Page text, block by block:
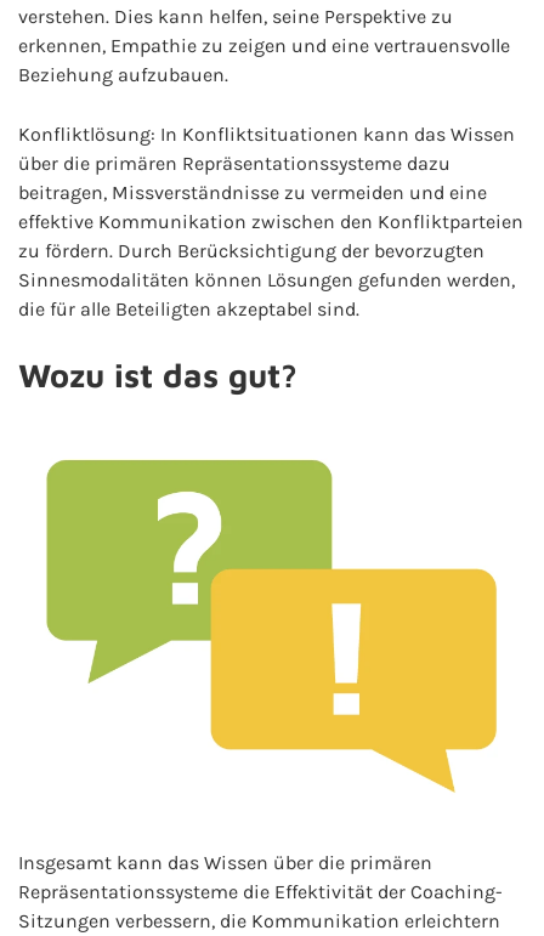
verstehen. Dies kann helfen, seine Perspektive zu
erkennen, Empathie zu zeigen und eine vertrauensvolle
Beziehung aufzubauen.
Konfliktlösung: In Konfliktsituationen kann das Wissen
über die primären Repräsentationssysteme dazu
beitragen, Missverständnisse zu vermeiden und eine
effektive Kommunikation zwischen den Konfliktparteien
zu fördern. Durch Berücksichtigung der bevorzugten
Sinnesmodalitäten können Lösungen gefunden werden,
die für alle Beteiligten akzeptabel sind.
Wozu ist das gut?
Insgesamt kann das Wissen über die primären
Repräsentationssysteme die Effektivität der Coaching-
Sitzungen verbessern, die Kommunikation erleichtern